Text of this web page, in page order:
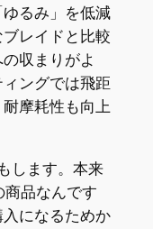
るみ」を低減
レイドと比較
収まりがよ
ングでは飛距
摩耗性も向上
します。本来
品なんです
になるためか